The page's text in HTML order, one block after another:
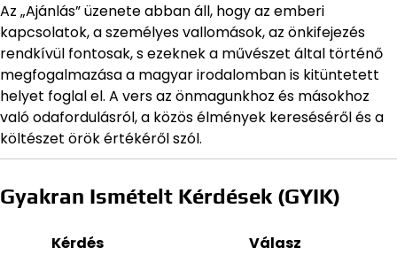
Az „Ajánlás” üzenete abban áll, hogy az emberi
kapcsolatok, a személyes vallomások, az önkifejezés
rendkívül fontosak, s ezeknek a művészet által történő
megfogalmazása a magyar irodalomban is kitüntetett
helyet foglal el. A vers az önmagunkhoz és másokhoz
való odafordulásról, a közös élmények kereséséről és a
költészet örök értékéről szól.
Gyakran Ismételt Kérdések (GYIK)
Kérdés
Válasz